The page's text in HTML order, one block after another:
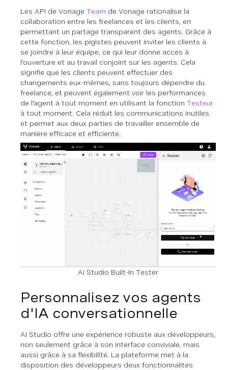
Les API de Vonage Team de Vonage rationalise la
collaboration entre les freelances et les clients, en
permettant un partage transparent des agents. Grâce à
cette fonction, les pigistes peuvent inviter les clients à
se joindre à leur équipe, ce qui leur donne accès à
l'ouverture et au travail conjoint sur les agents. Cela
signifie que les clients peuvent effectuer des
changements eux-mêmes, sans toujours dépendre du
freelance, et peuvent également voir les performances
de l'agent à tout moment en utilisant la fonction Testeur
à tout moment. Cela réduit les communications inutiles
et permet aux deux parties de travailler ensemble de
manière efficace et efficiente.
AI Studio Built-In Tester
Personnalisez vos agents
d'IA conversationnelle
AI Studio offre une expérience robuste aux développeurs,
non seulement grâce à son interface conviviale, mais
aussi grâce à sa flexibilité. La plateforme met à la
disposition des développeurs deux fonctionnalités